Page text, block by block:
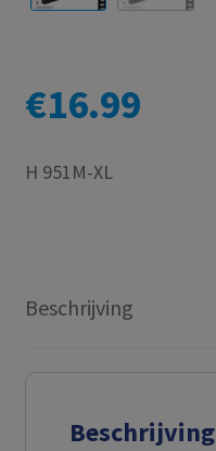
€16.99
H 951M-XL
Beschrijving
Beschrijving